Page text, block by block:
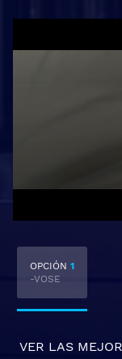
OPCIÓN 1
-VOSE
VER LAS